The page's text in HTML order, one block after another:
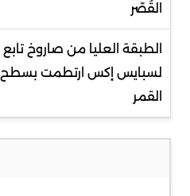
القُصّر
الطبقة العليا من صاروخ تابع
لسبايس إكس ارتطمت بسطح
القمر